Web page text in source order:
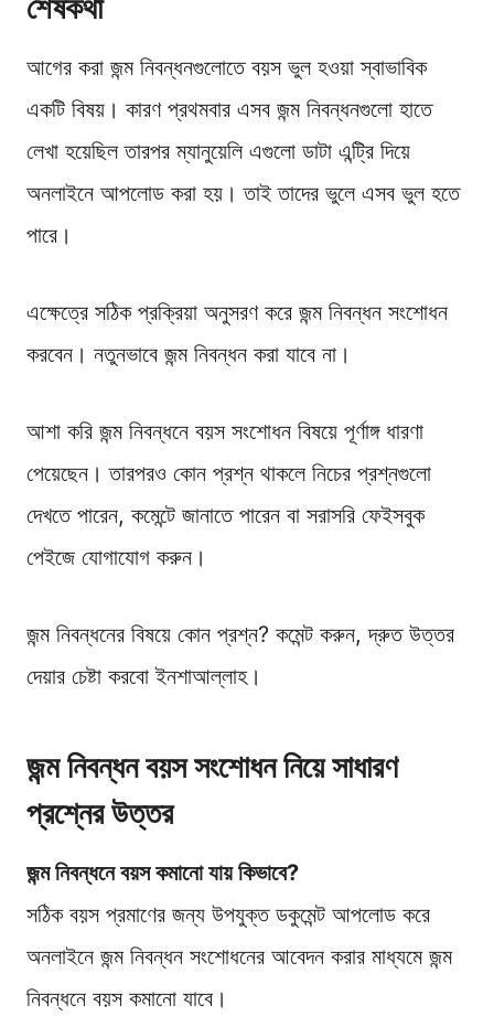
আগের করা জন্ম নিবন্ধনগুলোতে বয়স ভুল হওয়া স্বাভাবিক
একটি বিষয়। কারণ প্রথমবার এসব জন্ম নিবন্ধনগুলো হাতে
লেখা হয়েছিল তারপর ম্যানুয়েলি এগুলো ডাটা এন্ট্রি দিয়ে
অনলাইনে আপলোড করা হয়। তাই তাদের ভুলে এসব ভুল হতে
পারে।
এক্ষেত্রে সঠিক প্রক্রিয়া অনুসরণ করে জন্ম নিবন্ধন সংশোধন
করবেন। নতুনভাবে জন্ম নিবন্ধন করা যাবে না।
আশা করি জন্ম নিবন্ধনে বয়স সংশোধন বিষয়ে পূর্ণাঙ্গ ধারণা
পেয়েছেন। তারপরও কোন প্রশ্ন থাকলে নিচের প্রশ্নগুলো
দেখতে পারেন, কমেন্টে জানাতে পারেন বা সরাসরি ফেইসবুক
পেইজে যোগাযোগ করুন।
জন্ম নিবন্ধনের বিষয়ে কোন প্রশ্ন? কমেন্ট করুন, দ্রুত উত্তর
দেয়ার চেষ্টা করবো ইনশাআল্লাহ।
জন্ম নিবন্ধন বয়স সংশোধন নিয়ে সাধারণ
প্রশ্নের উত্তর
জন্ম নিবন্ধনে বয়স কমানো যায় কিভাবে?
সঠিক বয়স প্রমাণের জন্য উপযুক্ত ডকুমেন্ট আপলোড করে
অনলাইনে জন্ম নিবন্ধন সংশোধনের আবেদন করার মাধ্যমে জন্ম
নিবন্ধনে বয়স কমানো যাবে।